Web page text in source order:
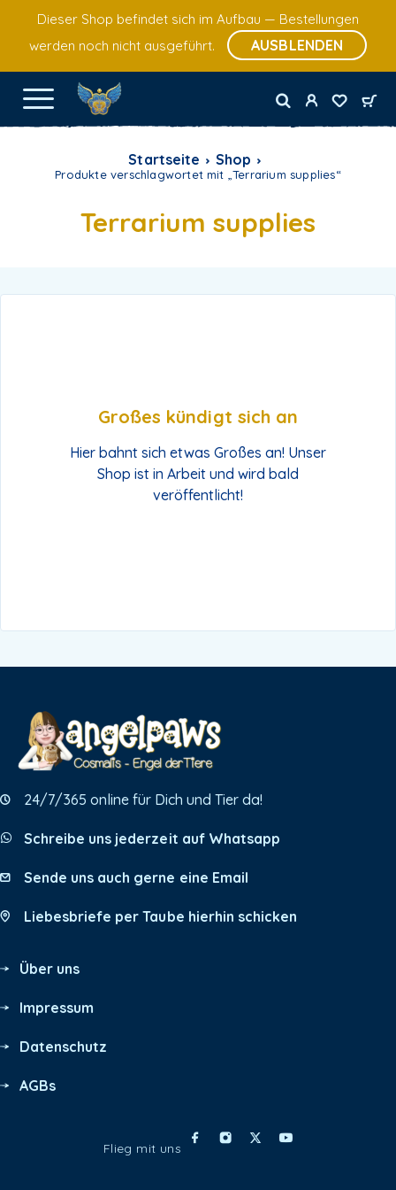
Dieser Shop befindet sich im Aufbau — Bestellungen
werden noch nicht ausgeführt.
AUSBLENDEN
Startseite Shop
Produkte verschlagwortet mit „Terrarium supplies“
Terrarium supplies
Großes kündigt sich an
Hier bahnt sich etwas Großes an! Unser
Shop ist in Arbeit und wird bald
veröffentlicht!
24/7/365 online für Dich und Tier da!
Schreibe uns jederzeit auf Whatsapp
Sende uns auch gerne eine Email
Liebesbriefe per Taube hierhin schicken
Über uns
Impressum
Datenschutz
AGBs
Flieg mit uns